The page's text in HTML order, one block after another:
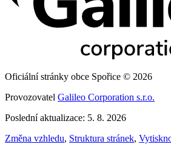
Oficiální stránky obce Spořice © 2026
Provozovatel Galileo Corporation s.r.o.
Poslední aktualizace: 5. 8. 2026
Změna vzhledu, Struktura stránek,